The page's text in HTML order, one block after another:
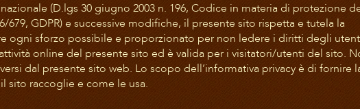
(D.lgs 30 giugno 2003 n. 196, Codice in materia di protezione
GDPR) e successive modifiche, il presente sito rispetta e tutela la
ogni sforzo possibile e proporzionato per non ledere i diritti degli
online del presente sito ed è valida per i visitatori/utenti del sito.
dal presente sito web. Lo scopo dell’informativa privacy è di fornire
sito raccoglie e come le usa.